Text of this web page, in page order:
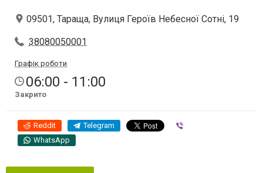
09501, Тараща, Вулиця Героїв Небесної Сотні, 19
38080050001
Графік роботи
06:00 - 11:00
Закрито
Reddit Telegram
WhatsApp